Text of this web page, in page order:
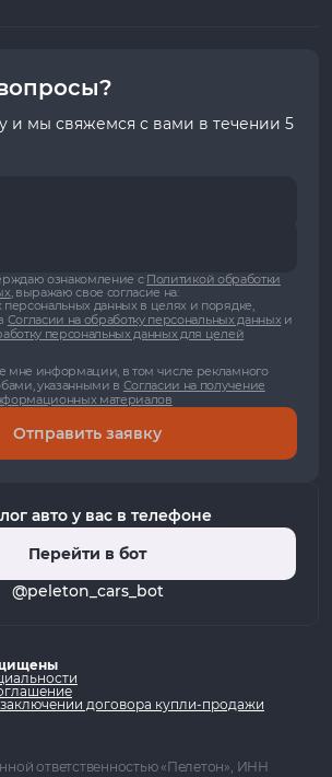
и мы свяжемся с вами в течении 5
ознакомление с Политикой обработки
, выражаю свое согласие на:
данных в целях и порядке,
Согласии на обработку персональных данныхи
персональных данных для целей
мне информации, в том числе рекламного
указанными в Согласии на получение
материалов
Отправить заявку
авто у вас в телефоне
Перейти в бот
@peleton_cars_bot
договора купли-продажи
ответственностью «Пелетон», ИНН